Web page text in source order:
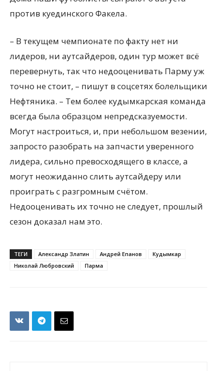
против куединского Факела.
– В текущем чемпионате по факту нет ни
лидеров, ни аутсайдеров, один тур может всё
перевернуть, так что недооценивать Парму уж
точно не стоит, – пишут в соцсетях болельщики
Нефтяника. – Тем более кудымкарская команда
всегда была образцом непредсказуемости.
Могут настроиться, и, при небольшом везении,
запросто разобрать на запчасти уверенного
лидера, сильно превосходящего в классе, а
могут неожиданно слить аутсайдеру или
проиграть с разгромным счётом.
Недооценивать их точно не следует, прошлый
сезон доказал нам это.
ТЕГИ Александр Златин Андрей Епанов
Кудымкар
Николай Любровский
Парма